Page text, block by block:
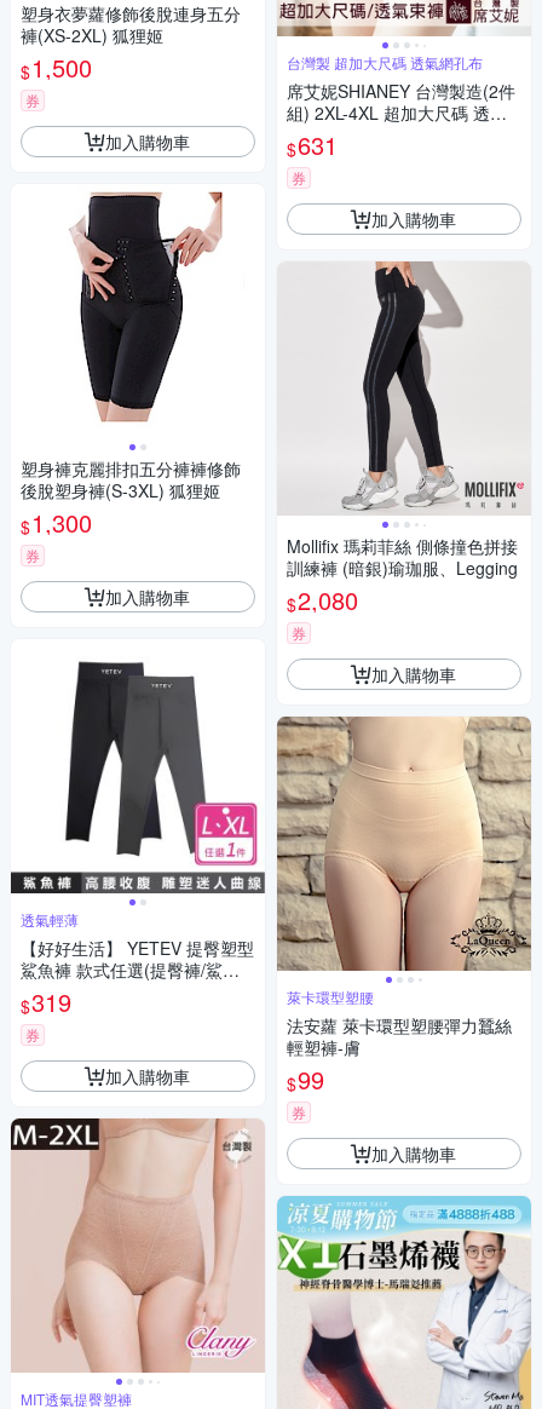
塑身衣夢蘿修飾後脫連身五分
褲(XS-2XL) 狐狸姬
$1,500
券
加入購物車
塑身褲克麗排扣五分褲褲修飾
後脫塑身褲(S-3XL) 狐狸姬
$1,300
券
加入購物車
透氣輕薄
【好好生活】 YETEV 提臀塑型
鯊魚褲 款式任選(提臀褲/鯊魚
褲/四季褲/壓力瘦腿褲)
$319
券
加入購物車
MIT透氣提臀塑褲
台灣製 超加大尺碼 透氣網孔布
席艾妮SHIANEY 台灣製造(2件
組) 2XL-4XL 超加大尺碼 透氣
網孔布 束褲
$631
券
加入購物車
Mollifix 瑪莉菲絲 側條撞色拼接
訓練褲 (暗銀)瑜珈服、Legging
$2,080
券
加入購物車
萊卡環型塑腰
法安蘿 萊卡環型塑腰彈力蠶絲
輕塑褲-膚
$99
券
加入購物車